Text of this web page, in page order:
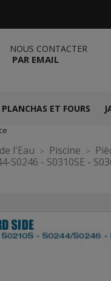
NOUS CONTACTER
PAR EMAIL
PLANCHAS ET FOURS
l'Eau Piscine
S0246 - S0310SE -